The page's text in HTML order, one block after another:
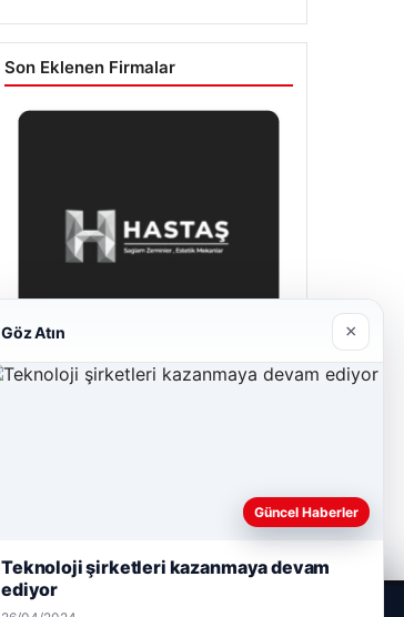
Son Eklenen Firmalar
Göz Atın ×
Güncel Haberler
Teknoloji şirketleri kazanmaya devam
ediyor